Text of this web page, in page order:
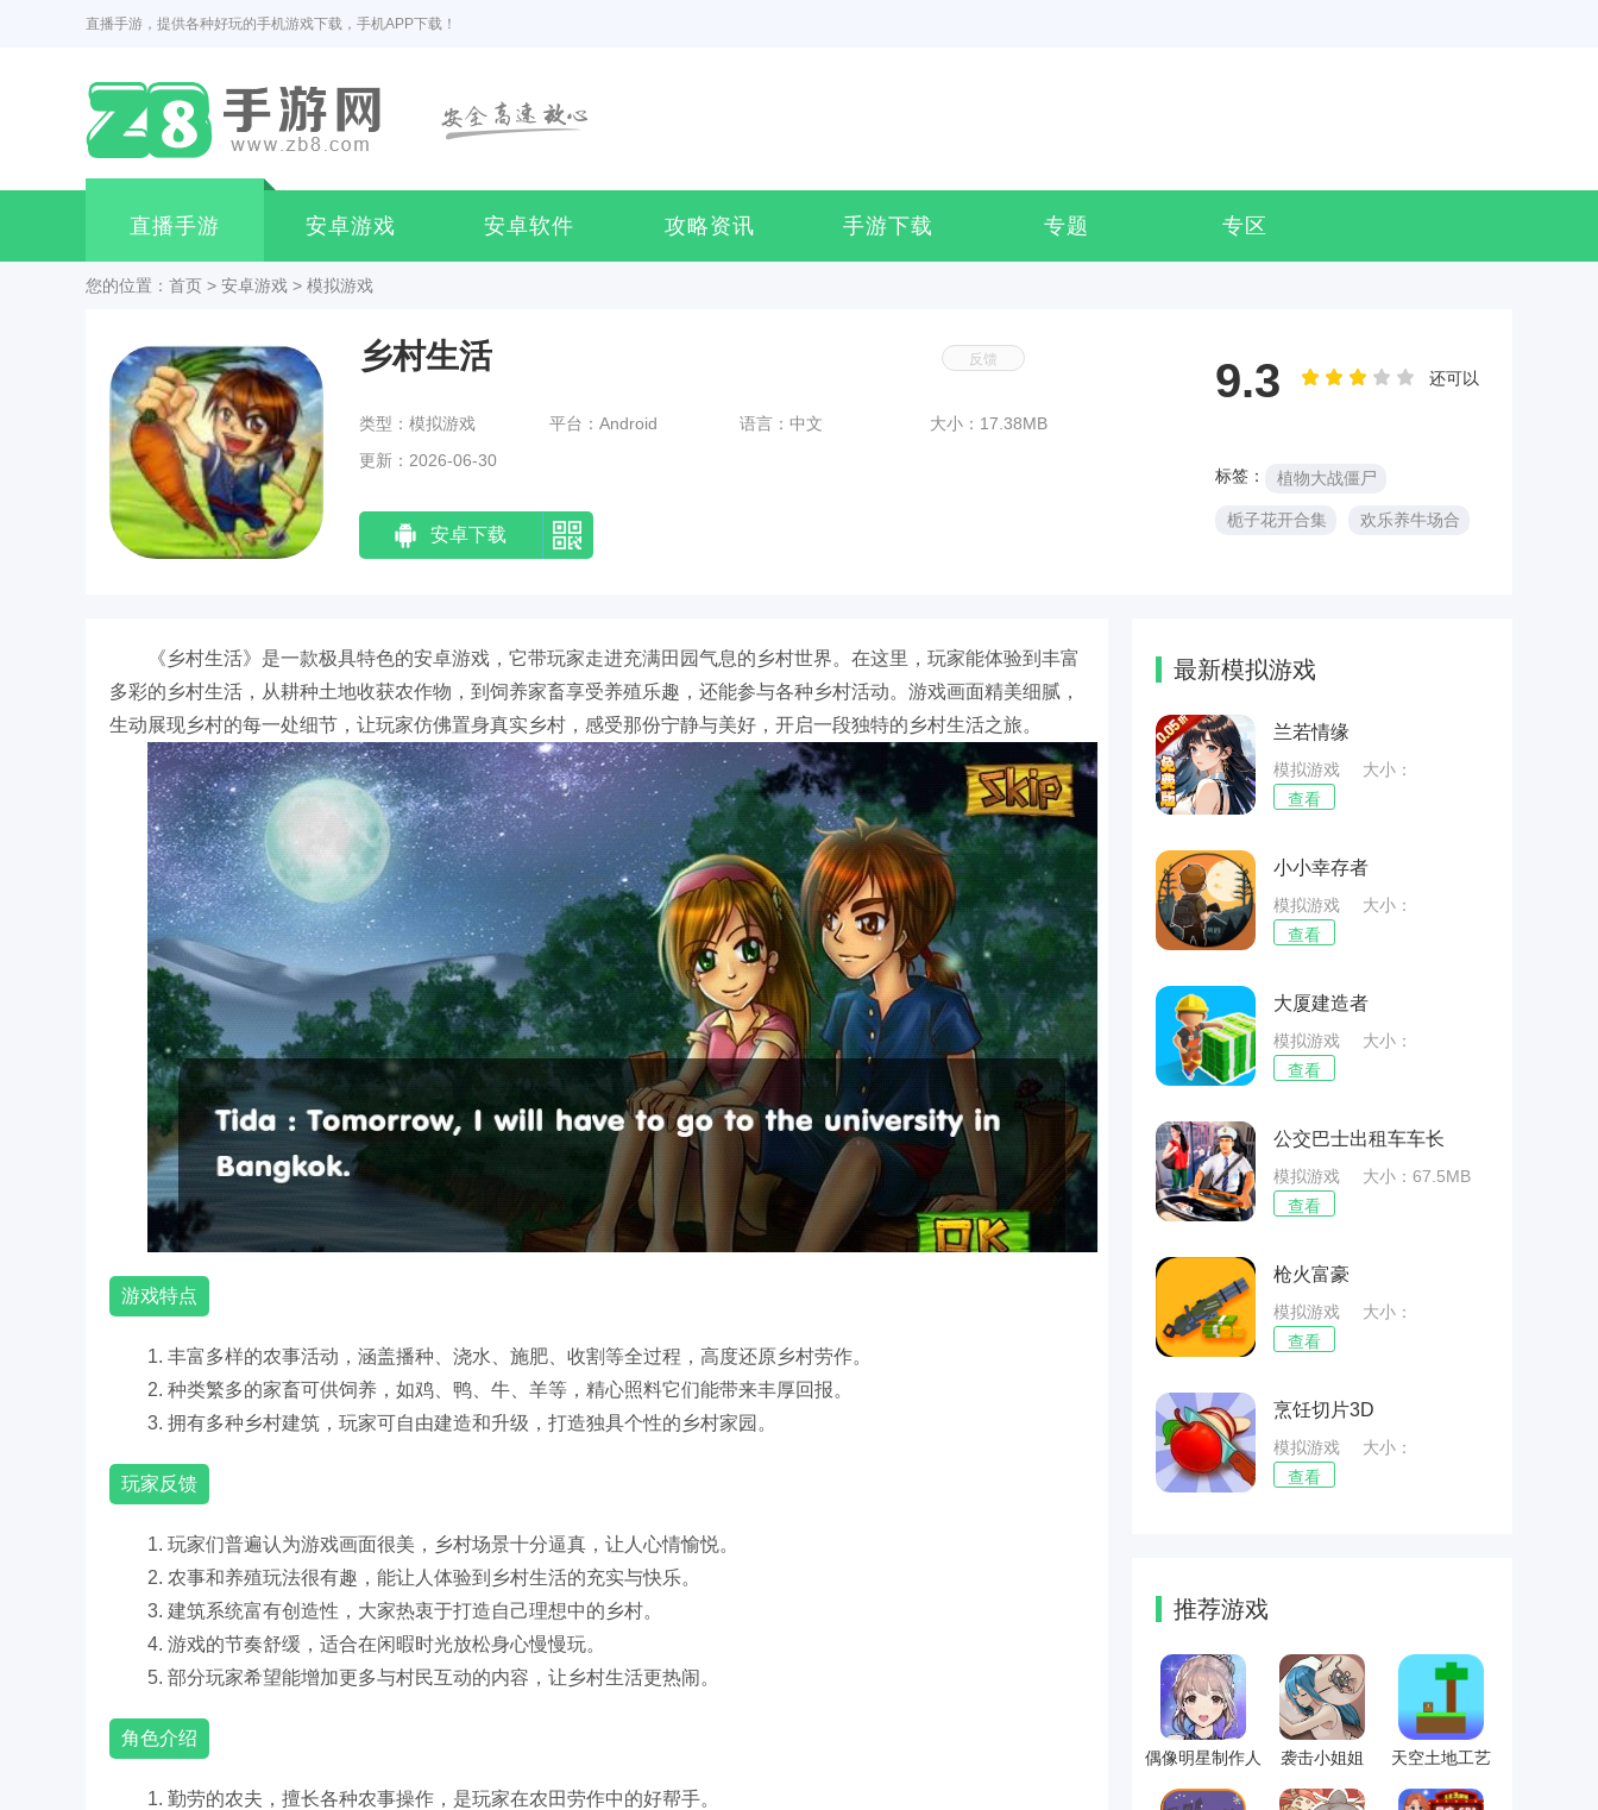
直播手游，提供各种好玩的手机游戏下载，手机APP下载！
直播手游 安卓游戏 安卓软件 攻略资讯 手游下载 专题 专区
您的位置： 首页 > 安卓游戏 > 模拟游戏
类型：模拟游戏 平台：Android 语言：中文
大小：17.38MB
更新：2026-06-30
安卓下载
还可以
9.3
标签： 植物大战僵尸
栀子花开合集 欢乐养牛场合
乡村生活
《乡村生活》是一款极具特色的安卓游戏，它带玩家走进充满田园气息的乡村世界。在这里，玩家能体验到丰富
多彩的乡村生活，从耕种土地收获农作物，到饲养家畜享受养殖乐趣，还能参与各种乡村活动。游戏画面精美细腻，
生动展现乡村的每一处细节，让玩家仿佛置身真实乡村，感受那份宁静与美好，开启一段独特的乡村生活之旅。
游戏特点
1. 丰富多样的农事活动，涵盖播种、浇水、施肥、收割等全过程，高度还原乡村劳作。
2. 种类繁多的家畜可供饲养，如鸡、鸭、牛、羊等，精心照料它们能带来丰厚回报。
3. 拥有多种乡村建筑，玩家可自由建造和升级，打造独具个性的乡村家园。
玩家反馈
1. 玩家们普遍认为游戏画面很美，乡村场景十分逼真，让人心情愉悦。
2. 农事和养殖玩法很有趣，能让人体验到乡村生活的充实与快乐。
3. 建筑系统富有创造性，大家热衷于打造自己理想中的乡村。
4. 游戏的节奏舒缓，适合在闲暇时光放松身心慢慢玩。
5. 部分玩家希望能增加更多与村民互动的内容，让乡村生活更热闹。
角色介绍
1. 勤劳的农夫，擅长各种农事操作，是玩家在农田劳作中的好帮手。
最新模拟游戏
兰若情缘
模拟游戏
大小：
48.45MB
查看
小小幸存者
模拟游戏
大小：
39.39MB
查看
大厦建造者
模拟游戏
大小：
59.56MB
查看
公交巴士出租车车长
模拟游戏
大小：67.5MB
查看
枪火富豪
模拟游戏
大小：
51.55MB
查看
烹饪切片3D
模拟游戏
大小：
80.22MB
查看
推荐游戏
偶像明星制作人 袭击小姐姐 天空土地工艺
反馈